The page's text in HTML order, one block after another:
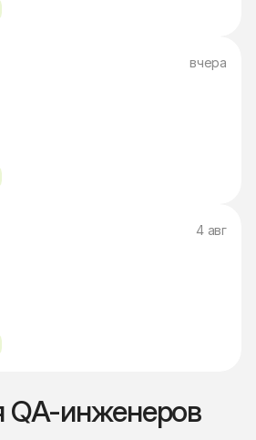
вчера
4 авг
QA-инженеров